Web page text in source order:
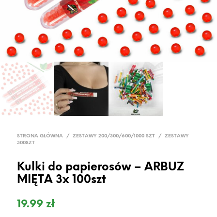
STRONA GŁÓWNA / ZESTAWY 200/300/600/1000 SZT /
ZESTAWY
300SZT
Kulki do papierosów – ARBUZ
MIĘTA 3x 100szt
19.99 zł